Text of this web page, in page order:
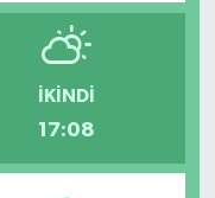
İKINDI
17:08